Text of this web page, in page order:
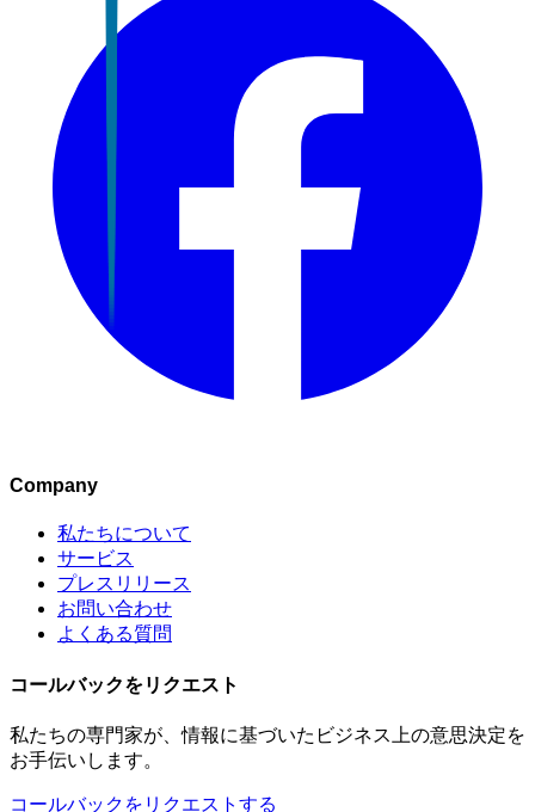
Company
私たちについて
サービス
プレスリリース
お問い合わせ
よくある質問
コールバックをリクエスト
私たちの専門家が、情報に基づいたビジネス上の意思決定を
お手伝いします。
コールバックをリクエストする